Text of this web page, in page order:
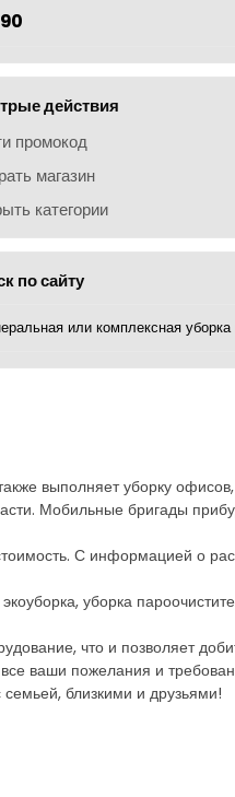
действия
промокод
магазин
категории
по сайту
выполняет уборку
Мобильные бригады
С информацией о
уборка
что и позволяет
ваши пожелания и
близкими и друзьями!